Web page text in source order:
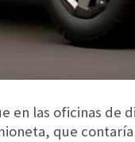
en las oficinas de
que contaría